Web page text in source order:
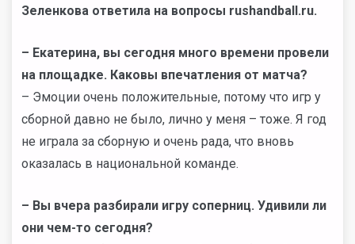
Зеленкова ответила на вопросы rushandball.ru.
– Екатерина, вы сегодня много времени провели
на площадке. Каковы впечатления от матча?
– Эмоции очень положительные, потому что игр у
сборной давно не было, лично у меня – тоже. Я год
не играла за сборную и очень рада, что вновь
оказалась в национальной команде.
– Вы вчера разбирали игру соперниц. Удивили ли
они чем-то сегодня?